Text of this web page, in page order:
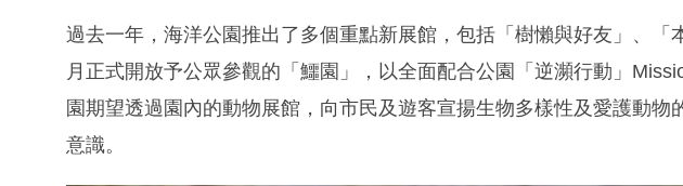
過去一年，海洋公園推出了多個重點新展館，包括「樹懶與好友」、「
月正式開放予公眾參觀的「鱷園」，以全面配合公園「逆瀕行動」
園期望透過園內的動物展館，向市民及遊客宣揚生物多樣性及愛護動物
意識。